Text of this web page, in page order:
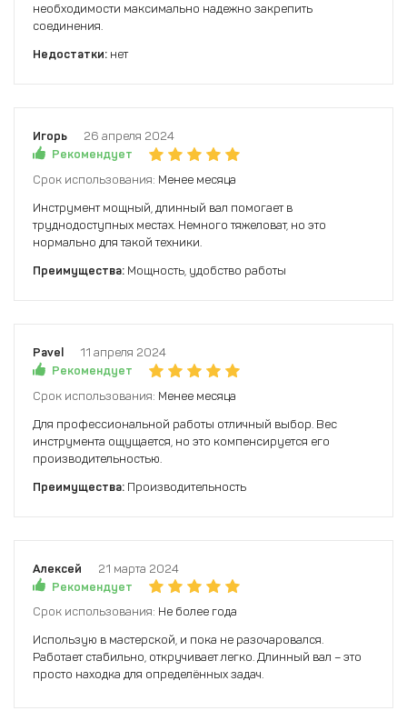
необходимости максимально надежно закрепить
соединения.
Недостатки: нет
Игорь
26 апреля 2024
Рекомендует
Срок использования: Менее месяца
Инструмент мощный, длинный вал помогает в
труднодоступных местах. Немного тяжеловат, но это
нормально для такой техники.
Преимущества: Мощность, удобство работы
Pavel
11 апреля 2024
Рекомендует
Срок использования: Менее месяца
Для профессиональной работы отличный выбор. Вес
инструмента ощущается, но это компенсируется его
производительностью.
Преимущества: Производительность
Алексей
21 марта 2024
Рекомендует
Срок использования: Не более года
Использую в мастерской, и пока не разочаровался.
Работает стабильно, откручивает легко. Длинный вал – это
просто находка для определённых задач.